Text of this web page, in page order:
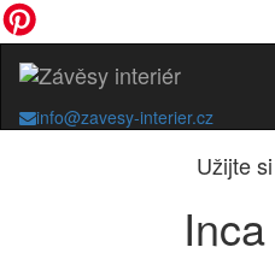
info@zavesy-interier.cz
Užijte